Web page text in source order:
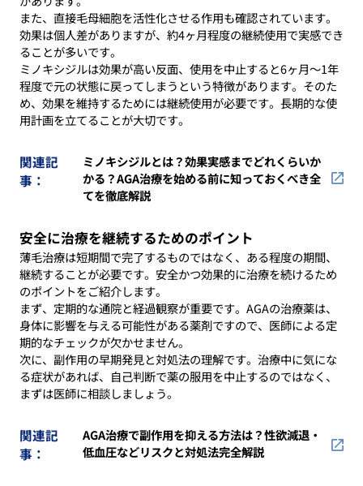
また、直接毛母細胞を活性化させる作用も確認されています。
効果は個人差がありますが、約4ヶ月程度の継続使用で実感でき
ることが多いです。
ミノキシジルは効果が高い反面、使用を中止すると6ヶ月〜1年
程度で元の状態に戻ってしまうという特徴があります。そのた
め、効果を維持するためには継続使用が必要です。長期的な使
用計画を立てることが大切です。
関連記
事：
ミノキシジルとは？効果実感までどれくらいか
かる？AGA治療を始める前に知っておくべき全
てを徹底解説
安全に治療を継続するためのポイント
薄毛治療は短期間で完了するものではなく、ある程度の期間、
継続することが必要です。安全かつ効果的に治療を続けるため
のポイントをご紹介します。
まず、定期的な通院と経過観察が重要です。AGAの治療薬は、
身体に影響を与える可能性がある薬剤ですので、医師による定
期的なチェックが欠かせません。
次に、副作用の早期発見と対処法の理解です。治療中に気にな
る症状があれば、自己判断で薬の服用を中止するのではなく、
まずは医師に相談しましょう。
関連記
事：
AGA治療で副作用を抑える方法は？性欲減退・
低血圧などリスクと対処法完全解説